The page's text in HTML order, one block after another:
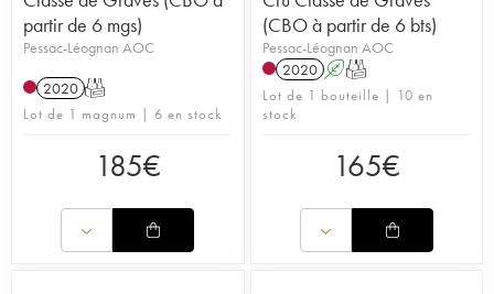
partir de 6 mgs)
Pessac-Léognan AOC
2020 T
Lot de 1 magnum | 6 en stock
185€
(CBO à partir de 6 bts)
Pessac-Léognan AOC
2020 AT
Lot de 1 bouteille | 10 en
stock
165€